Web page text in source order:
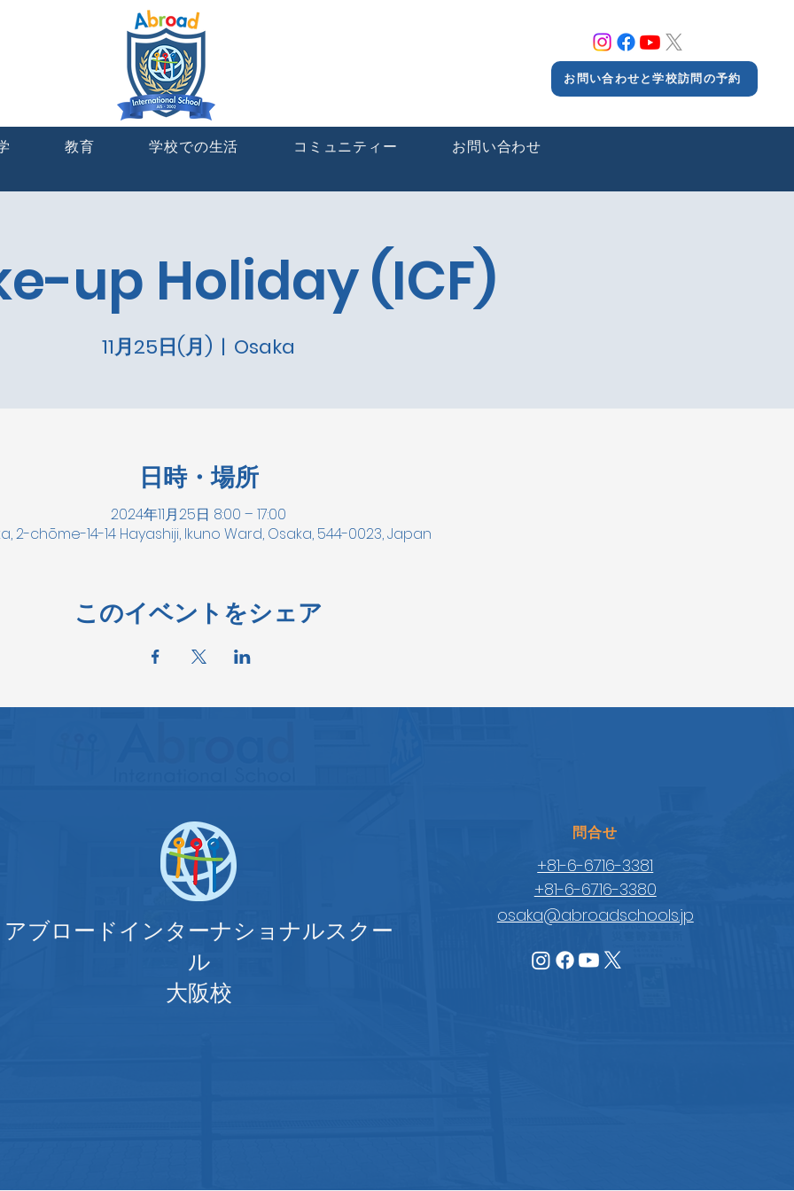
お問い合わせと学校訪問の予約
教育 学校での生活 コミュニティー お問い合わせ
up Holiday (ICF)
11月25日(月)
  |
Osaka
日時・場所
2024年11月25日 8:00 – 17:00
2-chōme-14-14 Hayashiji, Ikuno Ward, Osaka, 544-0023, Japan
このイベントをシェア
アブロードインターナショナルスクー
ル
大阪校
​問合せ
+81-6-6716-3381
+81-6-6716-3380
osaka@abroadschools.jp